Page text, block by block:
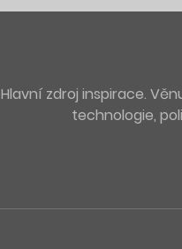
Hlavní zdroj inspirace.
technologie,